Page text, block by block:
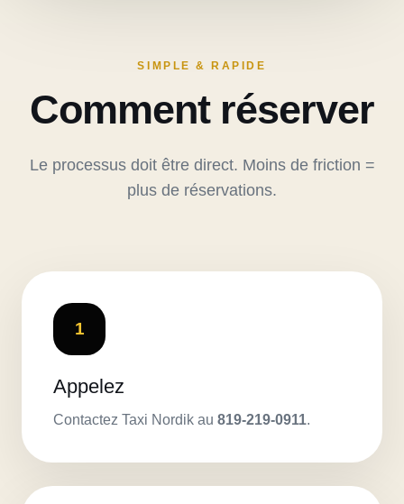
SIMPLE & RAPIDE
Comment réserver
Le processus doit être direct. Moins de friction =
plus de réservations.
1
Appelez
Contactez Taxi Nordik au 819-219-0911.